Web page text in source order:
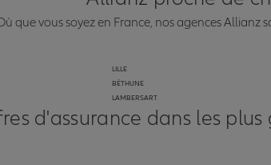
que vous soyez en France, nos agences Allianz
LILLE
BÉTHUNE
LAMBERSART
d'assurance dans les